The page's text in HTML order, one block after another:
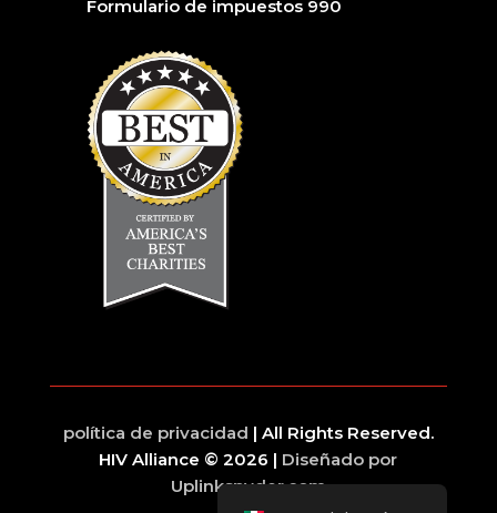
Formulario de impuestos 990
política de privacidad | All Rights Reserved.
HIV Alliance © 2026 | Diseñado por
Uplinkspyder.com